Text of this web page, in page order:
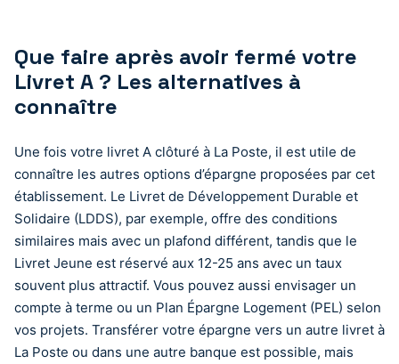
Que faire après avoir fermé votre
Livret A ? Les alternatives à
connaître
Une fois votre livret A clôturé à La Poste, il est utile de
connaître les autres options d’épargne proposées par cet
établissement. Le Livret de Développement Durable et
Solidaire (LDDS), par exemple, offre des conditions
similaires mais avec un plafond différent, tandis que le
Livret Jeune est réservé aux 12-25 ans avec un taux
souvent plus attractif. Vous pouvez aussi envisager un
compte à terme ou un Plan Épargne Logement (PEL) selon
vos projets. Transférer votre épargne vers un autre livret à
La Poste ou dans une autre banque est possible, mais